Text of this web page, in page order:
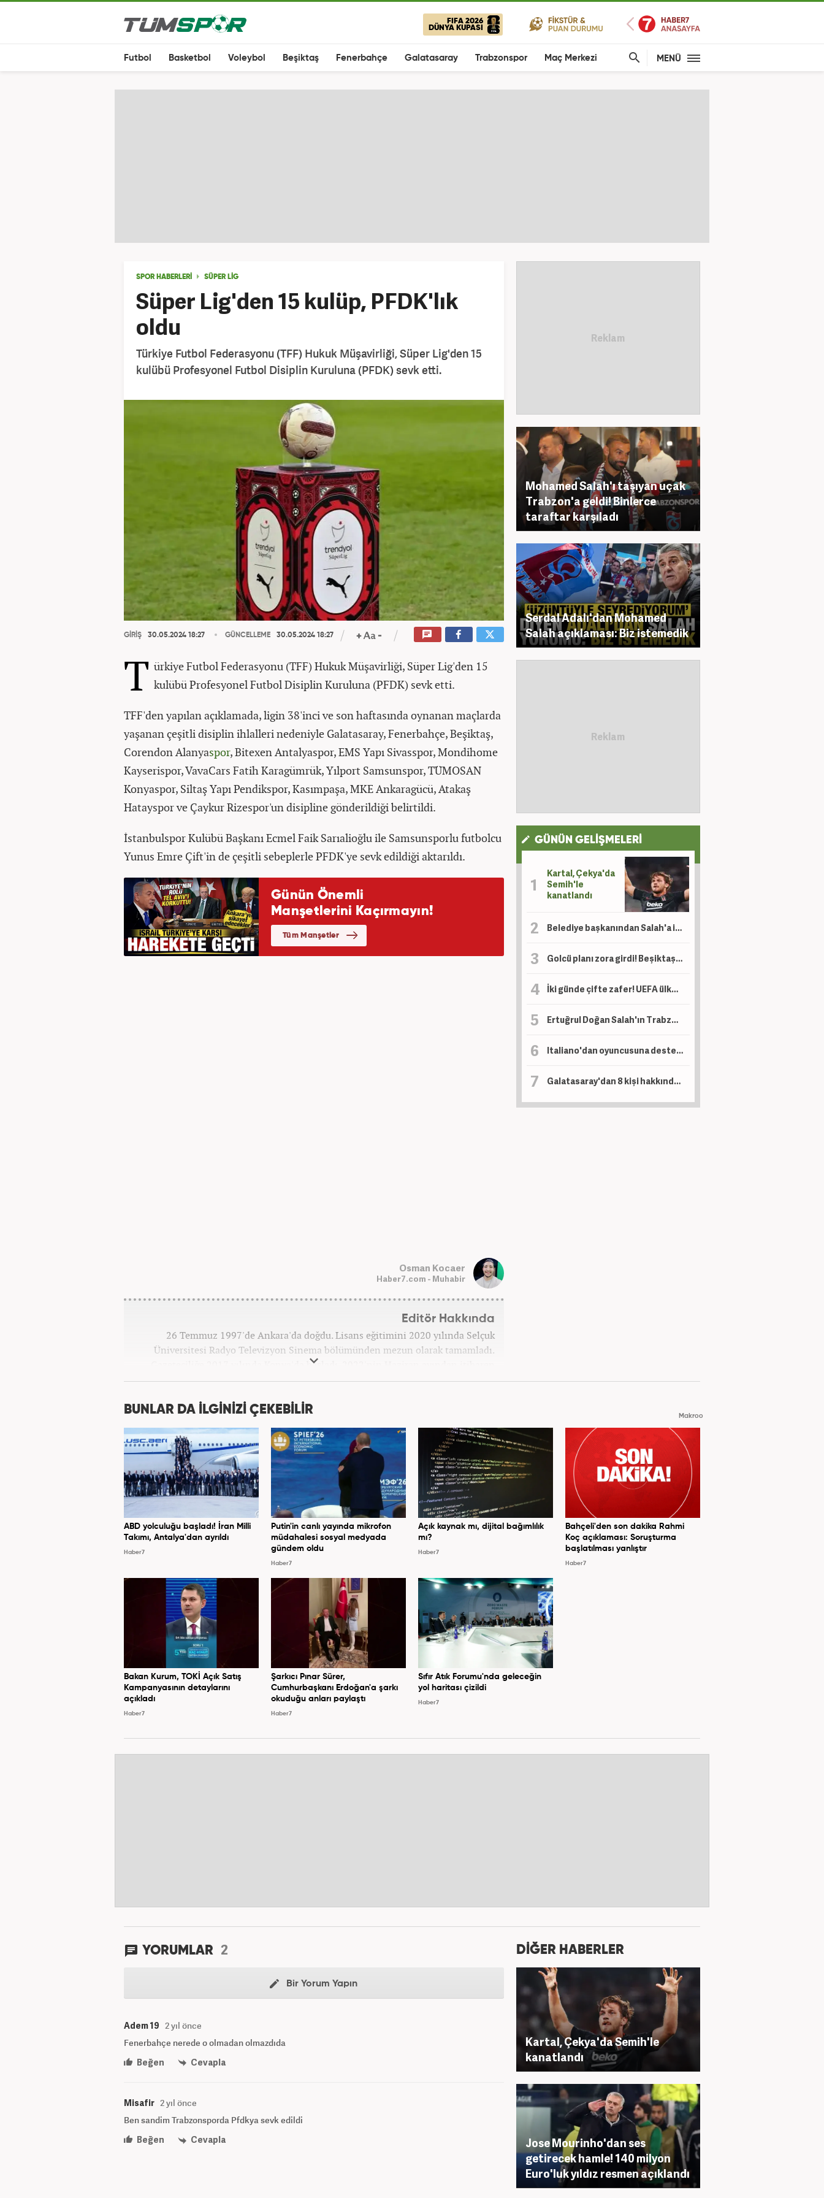
FIFA 2026
DÜNYA KUPASI
Futbol Basketbol Voleybol Beşiktaş Fenerbahçe Galatasaray Trabzonspor Maç Merkezi MENÜ
SPOR HABERLERİ SÜPER LİG
Süper Lig'den 15 kulüp, PFDK'lık
oldu
Türkiye Futbol Federasyonu (TFF) Hukuk Müşavirliği, Süper Lig'den 15
kulübü Profesyonel Futbol Disiplin Kuruluna (PFDK) sevk etti.
GİRİŞ 30.05.2024 18:27 GÜNCELLEME 30.05.2024 18:27
T ürkiye Futbol Federasyonu (TFF) Hukuk Müşavirliği, Süper Lig'den 15
kulübü Profesyonel Futbol Disiplin Kuruluna (PFDK) sevk etti.
TFF'den yapılan açıklamada, ligin 38'inci ve son haftasında oynanan maçlarda
yaşanan çeşitli disiplin ihlalleri nedeniyle Galatasaray, Fenerbahçe, Beşiktaş,
Corendon Alanyaspor, Bitexen Antalyaspor, EMS Yapı Sivasspor, Mondihome
Kayserispor, VavaCars Fatih Karagümrük, Yılport Samsunspor, TÜMOSAN
Konyaspor, Siltaş Yapı Pendikspor, Kasımpaşa, MKE Ankaragücü, Atakaş
Hatayspor ve Çaykur Rizespor'un disipline gönderildiği belirtildi.
İstanbulspor Kulübü Başkanı Ecmel Faik Sarıalioğlu ile Samsunsporlu futbolcu
Yunus Emre Çift'in de çeşitli sebeplerle PFDK'ye sevk edildiği aktarıldı.
Osman Kocaer
Haber7.com - Muhabir
Editör Hakkında
26 Temmuz 1997'de Ankara'da doğdu. Lisans eğitimini 2020 yılında Selçuk
Üniversitesi Radyo Televizyon Sinema bölümünden mezun olarak tamamladı.
Gazeteciliğe 2017 yılında Konya'da başladı. 2022'nin Haziran ayından itibaren
Haber7.com'da mesleki hayatına devam etmektedir.
Mohamed Salah'ı taşıyan uçak
Trabzon'a geldi! Binlerce
taraftar karşıladı
Serdal Adalı'dan Mohamed
Salah açıklaması: Biz istemedik
GÜNÜN GELİŞMELERİ
Kartal, Çekya'da
Semih'le
kanatlandı
Belediye başkanından Salah'a ilginç teklif: 'Gel buradan toprak al'
Golcü planı zora girdi! Beşiktaş'ın transferine Sörloth engeli
İki günde çifte zafer! UEFA ülke puanında yükselişimiz sürüyor
Ertuğrul Doğan Salah'ın Trabzonspor'u seçme sebebini açıkladı!
Italiano'dan oyuncusuna destek: Çok sevindim!
Galatasaray'dan 8 kişi hakkında suç duyurusu! Dikkat çeken isimler var
BUNLAR DA İLGİNİZİ ÇEKEBİLİR Makroo
ABD yolculuğu başladı! İran Milli
Takımı, Antalya'dan ayrıldı
Haber7
Putin'in canlı yayında mikrofon
müdahalesi sosyal medyada
gündem oldu
Haber7
Açık kaynak mı, dijital bağımlılık
mı?
Haber7
Bahçeli'den son dakika Rahmi
Koç açıklaması: Soruşturma
başlatılması yanlıştır
Haber7
Bakan Kurum, TOKİ Açık Satış
Kampanyasının detaylarını
açıkladı
Haber7
Şarkıcı Pınar Sürer,
Cumhurbaşkanı Erdoğan'a şarkı
okuduğu anları paylaştı
Haber7
Sıfır Atık Forumu'nda geleceğin
yol haritası çizildi
Haber7
YORUMLAR 2
Bir Yorum Yapın
Adem 19 2 yıl önce
Fenerbahçe nerede o olmadan olmazdıda
Beğen
Cevapla
Misafir 2 yıl önce
Ben sandim Trabzonsporda Pfdkya sevk edildi
Beğen
Cevapla
DİĞER HABERLER
Kartal, Çekya'da Semih'le
kanatlandı
Jose Mourinho'dan ses
getirecek hamle! 140 milyon
Euro'luk yıldız resmen açıklandı